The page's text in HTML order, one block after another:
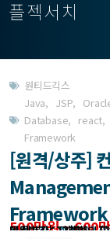
플젝서치
원티드긱스
Java, JSP,
Database, react
Framework
[원격/상주]
Framework
500만원 ~ 600
작업방식 : 원격
모집기한 : 2022-03-
예상기간 : 12개월
미팅방식 : 오프라인 (
모집분야 : 개발 >